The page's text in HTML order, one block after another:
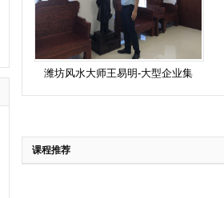
潍坊风水大师王易明-大型企业集
课程推荐